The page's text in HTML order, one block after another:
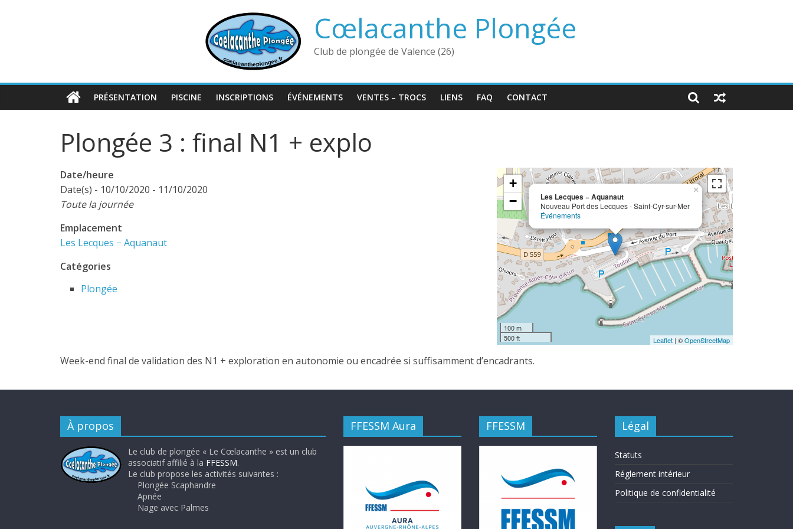
Cœlacanthe Plongée
Club de plongée de Valence (26)
PRÉSENTATION PISCINE INSCRIPTIONS ÉVÉNEMENTS VENTES – TROCS LIENS FAQ CONTACT
Plongée 3 : final N1 + explo
Les Lecques − Aquanaut
Nouveau Port des Lecques - Saint-Cyr-sur-Mer
Événements
×
+
−
100 m
500 ft
Leaflet | ©OpenStreetMap
Date/heure
Date(s) - 10/10/2020 - 11/10/2020
Toute la journée
Emplacement
Les Lecques − Aquanaut
Catégories
Plongée
Week-end final de validation des N1 + exploration en autonomie ou encadrée si suffisamment d’encadrants.
À propos
Le club de plongée « Le Cœlacanthe » est un club
associatif affilié à la FFESSM.
Le club propose les activités suivantes :
Plongée Scaphandre
Apnée
Nage avec Palmes
FFESSM Aura FFESSM Légal
Statuts
Réglement intérieur
Politique de confidentialité